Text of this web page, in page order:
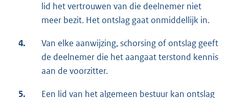
lid het vertrouwen van die deelnemer niet
meer bezit. Het ontslag gaat onmiddellijk in.
4.
Van elke aanwijzing, schorsing of ontslag geeft
de deelnemer die het aangaat terstond kennis
aan de voorzitter.
5.
Een lid van het algemeen bestuur kan ontslag